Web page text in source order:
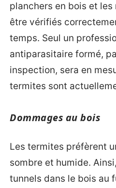
planchers en bois et
être vérifiés
temps. Seul un
antiparasitaire formé,
inspection, sera en
termites sont
Dommages au bois
Les termites préfèrent
sombre et humide.
tunnels dans le bois au